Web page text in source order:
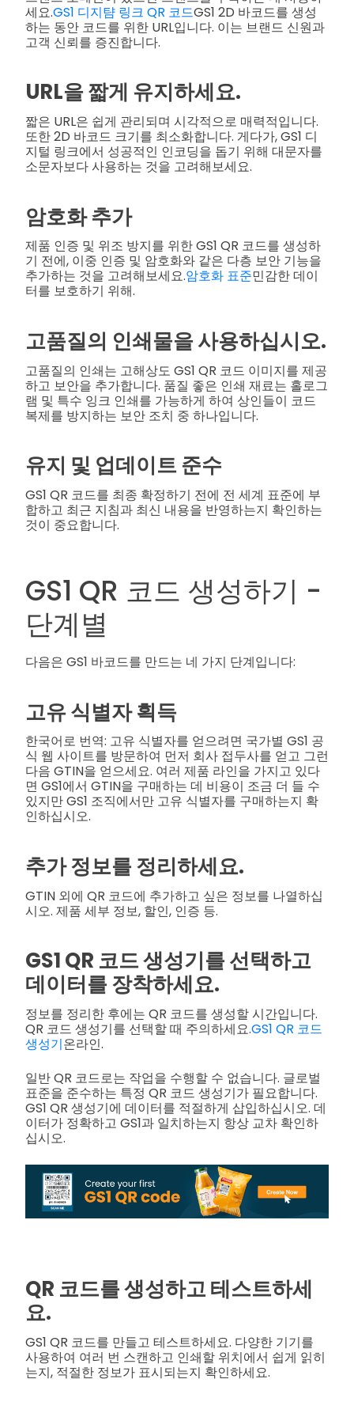
세요.GS1 디지턈 링크 QR 코드GS1 2D 바코드를 생성
하는 동안 코드를 위한 URL입니다. 이는 브랜드 신원과
고객 신뢰를 증진합니다.
URL을 짧게 유지하세요.
짧은 URL은 쉽게 관리되며 시각적으로 매력적입니다.
또한 2D 바코드 크기를 최소화합니다. 게다가, GS1 디
지털 링크에서 성공적인 인코딩을 돕기 위해 대문자를
소문자보다 사용하는 것을 고려해보세요.
암호화 추가
제품 인증 및 위조 방지를 위한 GS1 QR 코드를 생성하
기 전에, 이중 인증 및 암호화와 같은 다층 보안 기능을
추가하는 것을 고려해보세요.암호화 표준민감한 데이
터를 보호하기 위해.
고품질의 인쇄물을 사용하십시오.
고품질의 인쇄는 고해상도 GS1 QR 코드 이미지를 제공
하고 보안을 추가합니다. 품질 좋은 인쇄 재료는 홀로그
램 및 특수 잉크 인쇄를 가능하게 하여 상인들이 코드
복제를 방지하는 보안 조치 중 하나입니다.
유지 및 업데이트 준수
GS1 QR 코드를 최종 확정하기 전에 전 세계 표준에 부
합하고 최근 지침과 최신 내용을 반영하는지 확인하는
것이 중요합니다.
GS1 QR 코드 생성하기 -
단계별
다음은 GS1 바코드를 만드는 네 가지 단계입니다:
고유 식별자 획득
한국어로 번역: 고유 식별자를 얻으려면 국가별 GS1 공
식 웹 사이트를 방문하여 먼저 회사 접두사를 얻고 그런
다음 GTIN을 얻으세요. 여러 제품 라인을 가지고 있다
면 GS1에서 GTIN을 구매하는 데 비용이 조금 더 들 수
있지만 GS1 조직에서만 고유 식별자를 구매하는지 확
인하십시오.
추가 정보를 정리하세요.
GTIN 외에 QR 코드에 추가하고 싶은 정보를 나열하십
시오. 제품 세부 정보, 할인, 인증 등.
GS1 QR 코드 생성기를 선택하고
데이터를 장착하세요.
정보를 정리한 후에는 QR 코드를 생성할 시간입니다.
QR 코드 생성기를 선택할 때 주의하세요.GS1 QR 코드
생성기온라인.
일반 QR 코드로는 작업을 수행할 수 없습니다. 글로벌
표준을 준수하는 특정 QR 코드 생성기가 필요합니다.
GS1 QR 생성기에 데이터를 적절하게 삽입하십시오. 데
이터가 정확하고 GS1과 일치하는지 항상 교차 확인하
십시오.
QR 코드를 생성하고 테스트하세
요.
GS1 QR 코드를 만들고 테스트하세요. 다양한 기기를
사용하여 여러 번 스캔하고 인쇄할 위치에서 쉽게 읽히
는지, 적절한 정보가 표시되는지 확인하세요.